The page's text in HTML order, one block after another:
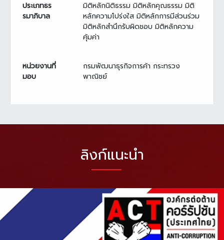
ประเภทธร
รมาภิบาล
มิติหลักนิติธรรม มิติหลักคุณธรรม มิติ
หลักความโปร่งใส มิติหลักการมีส่วนร่วม
มิติหลักสำนึกรับผิดชอบ มิติหลักความ
คุ้มค่า
หน่วยงานที่
มอบ
กรมพัฒนาธุรกิจการค้า กระทรวง
พาณิชย์
ลิงก์แนะนำ